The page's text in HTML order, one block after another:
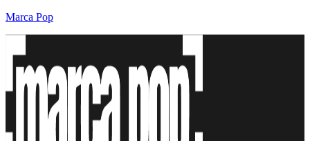
Marca Pop